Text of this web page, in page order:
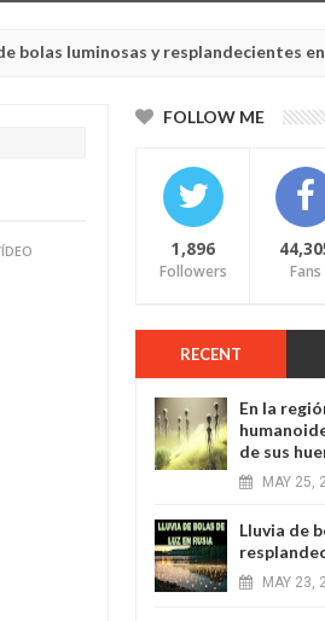
y resplandecientes en Rusia
FOLLOW ME
1,896
Followers Fans
RECENT
En la
de sus
MAY 25,
Lluvia de
MAY 23,